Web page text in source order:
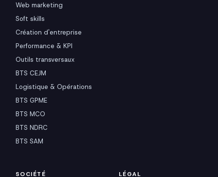
Web marketing
Soft skills
Création d'entreprise
Performance & KPI
Outils transversaux
BTS CEJM
Logistique & Opérations
BTS GPME
BTS MCO
BTS NDRC
BTS SAM
SOCIÉTÉ LÉGAL